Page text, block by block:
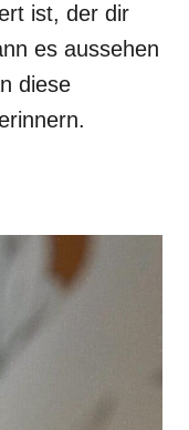
ist, der dir
es aussehen
diese